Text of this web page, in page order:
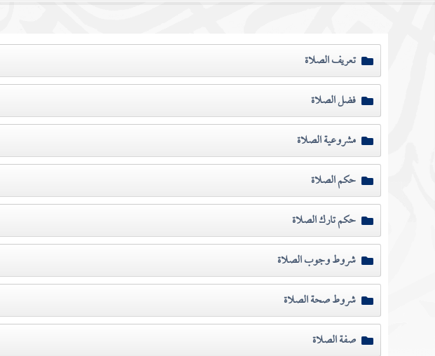
تعريف الصلاة
فضل الصلاة
مشروعية الصلاة
حكم الصلاة
حكم تارك الصلاة
شروط وجوب الصلاة
شروط صحة الصلاة
صفة الصلاة